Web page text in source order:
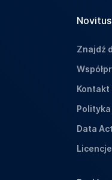
Znajdź
Kontakt
Data Act